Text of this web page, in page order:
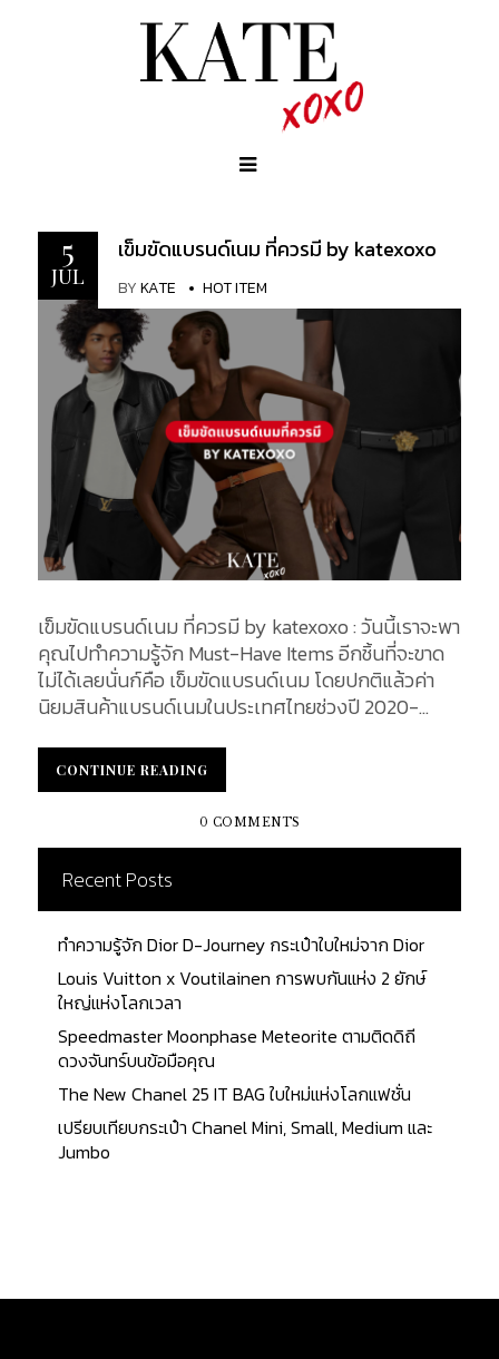
5
JUL
เข็มขัดแบรนด์เนม ที่ควรมี by katexoxo
BYKATE HOT ITEM
เข็มขัดแบรนด์เนม ที่ควรมี by katexoxo : วันนี้เราจะพา
คุณไปทำความรู้จัก Must-Have Items อีกชิ้นที่จะขาด
ไม่ได้เลยนั่นก์คือ เข็มขัดแบรนด์เนม โดยปกติแล้วค่า
นิยมสินค้าแบรนด์เนมในประเทศไทยช่วงปี 2020-
อาทิ การเพิ่มขึ้นของความนิยมสินค้าแบรนด์เนม : การ
บริโภคสินค้าแบรนด์เนมในประเทศไทยเพิ่มขึ้นอย่างต่อ
เนื่องในช่วงนี้ สืบเนื่องจากการเติบโตของชนชั้นกลาง
และกลุ่มผู้บริโภคที่มีรายได้สูงที่มีความสนใจในสินค้าที่มี
คุณภาพสูงและการแสดงสถานะทางสังคม การเติบโต
ของตลาดออนไลน์ : แน่นอนล่ะค่ะว่าเดี๋ยวนี้การซื้อออไลน์
มันง่ายไปหมด เช่นกันกับสินค้าแบรนด์เนมได้รับความ
นิยมมากขึ้นผ่านช่องทางออนไลน์ ผู้บริโภคมีการซื้อ
สินค้าผ่านแพลตฟอร์มอีคอมเมิร์ซมากขึ้น เนื่องจาก
ความสะดวกในการเข้าถึงและความหลากหลายของ
สินค้า ความสำคัญของการรับรองคุณภาพ(สินค้าดี
ของแท้ใช้งานได้นาน) : ผู้บริโภคให้ความสำคัญกับการ
รับรองคุณภาพ และความถูกต้องของสินค้าแบรนด์เน
มมากขึ้น เนื่องจากการพบเจอกับสินค้าปลอมแปลง
มากขึ้น การเจริญเติบโตของตลาดมือสอง : ตลาดสินค้า
แบรนด์เนมมือสองได้รับความนิยมมากขึ้น เนื่องจากผู้
ต้องปรับตัวและนำเสนอนโยบายที่เป็นมิตรกับสิ่ง
CONTINUE READING
CONTINUE READING
0 COMMENTS
Recent Posts
ทำความรู้จัก Dior D-Journey กระเป๋าใบใหม่จาก Dior
Louis Vuitton x Voutilainen การพบกันแห่ง 2 ยักษ์
ใหญ่แห่งโลกเวลา
Speedmaster Moonphase Meteorite ตามติดดิถี
ดวงจันทร์บนข้อมือคุณ
The New Chanel 25 IT BAG ใบใหม่แห่งโลกแฟชั่น
เปรียบเทียบกระเป๋า Chanel Mini, Small, Medium และ
Jumbo